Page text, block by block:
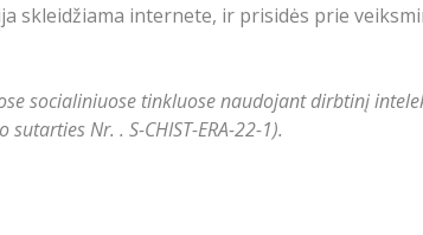
skleidžiama internete, ir prisidės prie
socialiniuose tinkluose naudojant dirbtinį
Nr. . S-CHIST-ERA-22-1).